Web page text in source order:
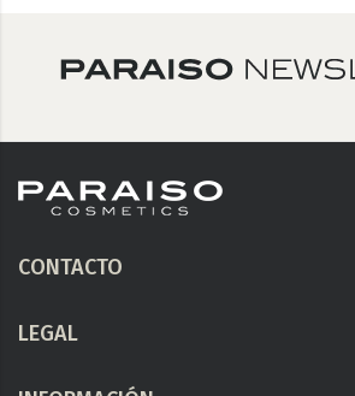
CONTACTO
LEGAL